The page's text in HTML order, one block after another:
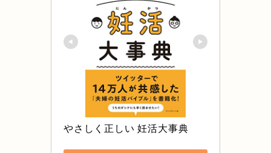
やさしく正しい 妊活大事典